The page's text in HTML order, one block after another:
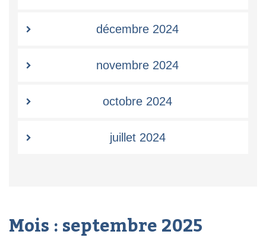
décembre 2024
novembre 2024
octobre 2024
juillet 2024
Mois :septembre 2025